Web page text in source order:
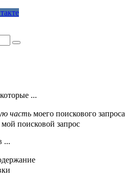
...
часть моего поискового запроса
мой поисковой запрос
...